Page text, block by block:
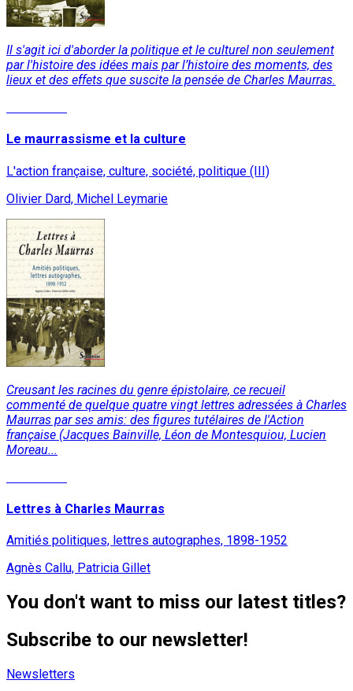
Il s'agit ici d'aborder la politique et le culturel non seulement
par l'histoire des idées mais par l’histoire des moments, des
lieux et des effets que suscite la pensée de Charles Maurras.
Le maurrassisme et la culture
L'action française, culture, société, politique (III)
Olivier Dard, Michel Leymarie
Creusant les racines du genre épistolaire, ce recueil
commenté de quelque quatre vingt lettres adressées à Charles
Maurras par ses amis: des figures tutélaires de l'Action
française (Jacques Bainville, Léon de Montesquiou, Lucien
Moreau...
Lettres à Charles Maurras
Amitiés politiques, lettres autographes, 1898-1952
Agnès Callu, Patricia Gillet
You don't want to miss our latest titles?
Subscribe to our newsletter!
Newsletters